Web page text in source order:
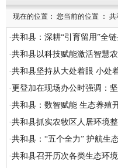
现在的位置： 您当前的位置 ： 共
·共和县：深耕“引育留用”全
·共和县以科技赋能激活智慧
·共和县坚持从大处着眼 小处
· 更登加在现场办公时强调：
·共和县：数智赋能 生态养殖
·共和县抓实农牧区人居环境
·共和县：“五个全力” 护航生
·共和县召开历次各类生态环